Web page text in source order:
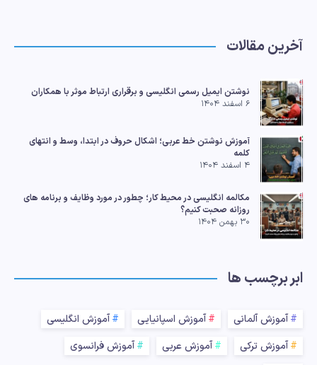
آخرین مقالات
نوشتن ایمیل رسمی انگلیسی و برقراری ارتباط موثر با همکاران
۶ اسفند ۱۴۰۴
آموزش نوشتن خط عربی؛ اشکال حروف در ابتدا، وسط و انتهای
کلمه
۴ اسفند ۱۴۰۴
مکالمه انگلیسی در محیط کار؛ چطور در مورد وظایف و برنامه های
روزانه صحبت کنیم؟
۳۰ بهمن ۱۴۰۴
ابر برچسب ها
آموزش آلمانی آموزش اسپانیایی
آموزش انگلیسی
آموزش ترکی
آموزش عربی
آموزش فرانسوی